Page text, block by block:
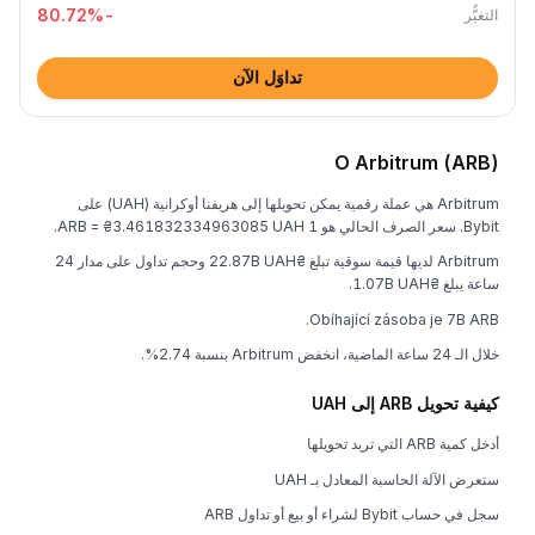
التغيُّر -80.72
%
تداوَل الآن
O Arbitrum (ARB)
Arbitrum هي عملة رقمية يمكن تحويلها إلى هريفنا أوكرانية (UAH) على
Bybit. سعر الصرف الحالي هو 1 ARB = ₴3.461832334963085 UAH.
Arbitrum لديها قيمة سوقية تبلغ ₴22.87B UAH وحجم تداول على مدار 24
ساعة يبلغ ₴1.07B UAH.
Obíhající zásoba je 7B ARB.
خلال الـ 24 ساعة الماضية، انخفض Arbitrum بنسبة 2.74%.
كيفية تحويل ARB إلى UAH
أدخل كمية ARB التي تريد تحويلها
ستعرض الآلة الحاسبة المعادل بـ UAH
سجل في حساب Bybit لشراء أو بيع أو تداول ARB